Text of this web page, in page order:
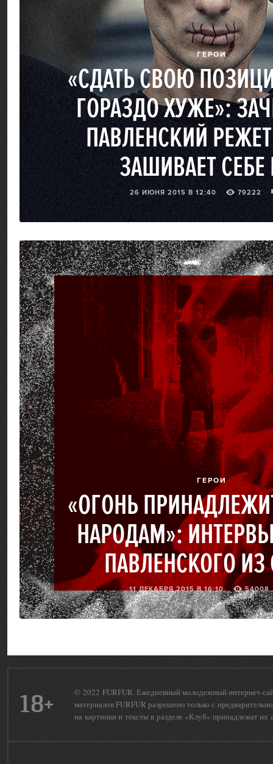
ГЕРОИ
«СДАТЬ СВОЮ
ГОРАЗДО ХУЖЕ»:
ПАВЛЕНСКИЙ
ЗАШИВАЕТ СЕБЕ
26 ИЮНЯ 2015 В 12:40 79222
ГЕРОИ
«ОГОНЬ
НАРОДАМ»:
ПАВЛЕНСКОГО ИЗ
11 ДЕКАБРЯ 2015 В 16:10 54008
18+
© 2022 FURFUR. Ежедневный молодежный интернет-
материалов FURFUR разрешено только с
на картинки и тексты в разделе «Клуб» принадлежат их